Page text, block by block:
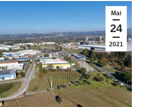
Mai
24
2021